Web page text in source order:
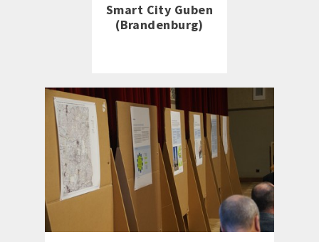
Smart City Guben
(Brandenburg)